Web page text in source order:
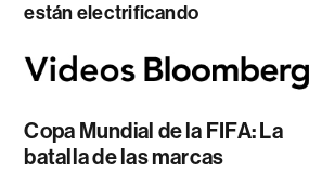
están electrificando
Copa Mundial de la FIFA: La
batalla de las marcas